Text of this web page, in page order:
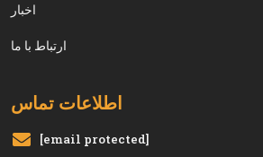
اخبار
ارتباط با ما
اطلاعات تماس
[email protected]